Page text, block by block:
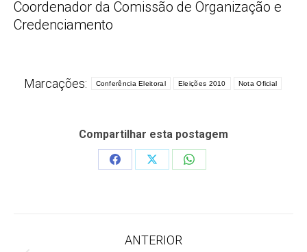
Coordenador da Comissão de Organização e
Credenciamento
Marcações: Conferência Eleitoral Eleições 2010 Nota Oficial
Compartilhar esta postagem
Share
Share
Share
Navegação
ANTERIOR